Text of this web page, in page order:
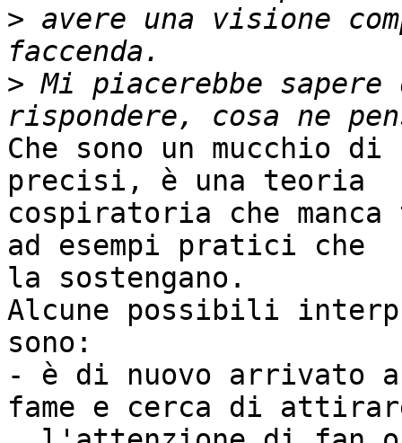
> avere una visione
> Mi piacerebbe
Che sono un mucchio
precisi, è una teoria
cospiratoria che
ad esempi pratici che
la sostengano.
Alcune possibili
sono:
- è di nuovo arrivato
fame e cerca di